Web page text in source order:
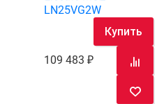
LN25VG2W
109 483
Купить